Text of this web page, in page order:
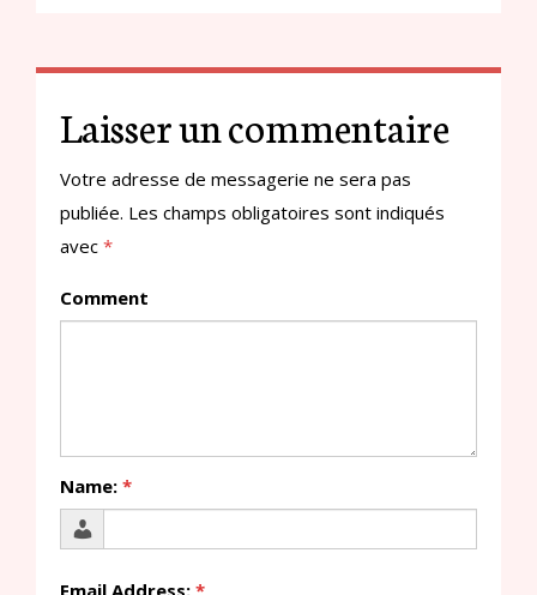
Laisser un commentaire
Votre adresse de messagerie ne sera pas
publiée. Les champs obligatoires sont indiqués
avec *
Comment
Name: *